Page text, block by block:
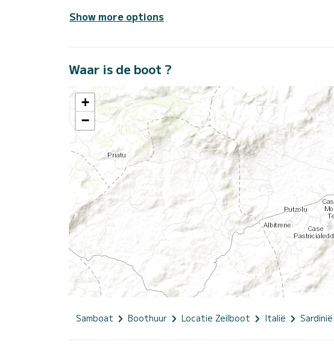
Show more options
Waar is de boot ?
+
−
Samboat Boothuur Locatie Zeilboot Italië Sardinië